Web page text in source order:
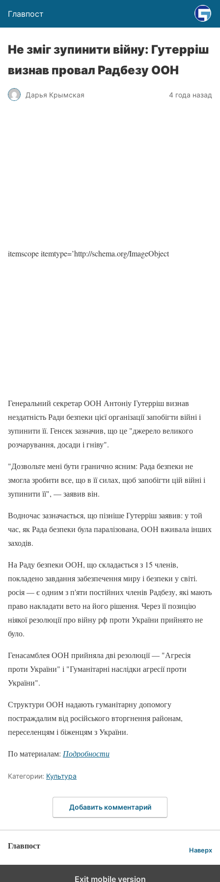
Главпост
Не зміг зупинити війну: Гутерріш
визнав провал Радбезу ООН
Дарья Крымская 4 года назад
itemscope itemtype=’http://schema.org/ImageObject
Генеральний секретар ООН Антоніу Гутерріш визнав
нездатність Ради безпеки цієї організації запобігти війні і
зупинити її. Генсек зазначив, що це "джерело великого
розчарування, досади і гніву".
"Дозвольте мені бути гранично ясним: Рада безпеки не
змогла зробити все, що в її силах, щоб запобігти цій війні і
зупинити її", — заявив він.
Водночас зазначається, що пізніше Гутерріш заявив: у той
час, як Рада безпеки була паралізована, ООН вживала інших
заходів.
На Раду безпеки ООН, що складається з 15 членів,
покладено завдання забезпечення миру і безпеки у світі.
росія — є одним з п'яти постійних членів Радбезу, які мають
право накладати вето на його рішення. Через її позицію
ніякої резолюції про війну рф проти України прийнято не
було.
Генасамблея ООН прийняла дві резолюції — "Агресія
проти України" і "Гуманітарні наслідки агресії проти
України".
Структури ООН надають гуманітарну допомогу
постраждалим від російського вторгнення районам,
переселенцям і біженцям з України.
По материалам: Подробности
Категории: Культура
Добавить комментарий
Главпост Наверх
Exit mobile version